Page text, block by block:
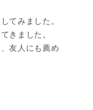
てみました。
きました。
友人にも薦め